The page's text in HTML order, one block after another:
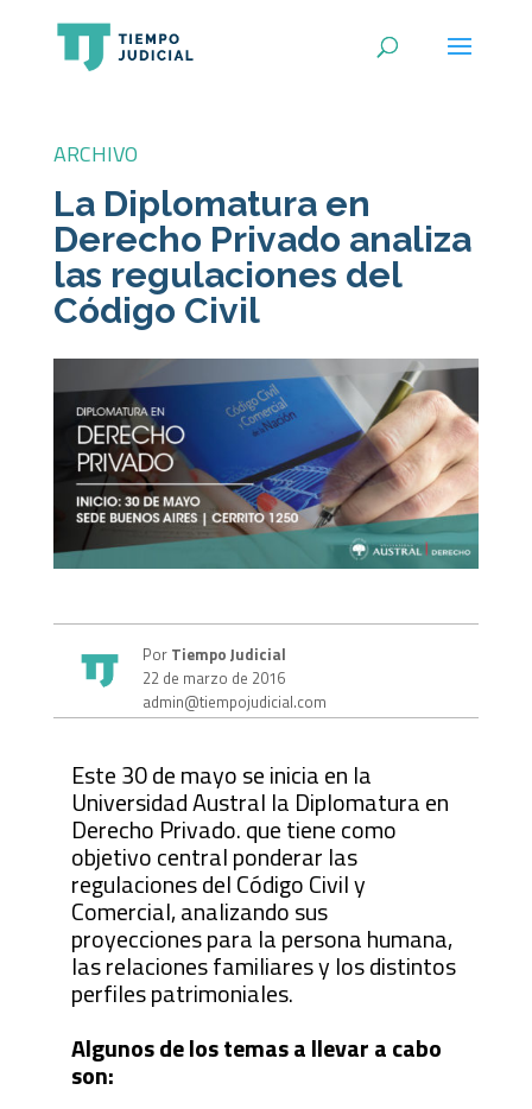
ARCHIVO
La Diplomatura en
Derecho Privado analiza
las regulaciones del
Código Civil
PorTiempo Judicial
22 de marzo de 2016
admin@tiempojudicial.com
Este 30 de mayo se inicia en la
Universidad Austral la Diplomatura en
Derecho Privado. que tiene como
objetivo central ponderar las
regulaciones del Código Civil y
Comercial, analizando sus
proyecciones para la persona humana,
las relaciones familiares y los distintos
perfiles patrimoniales.
Algunos de los temas a llevar a cabo
son: